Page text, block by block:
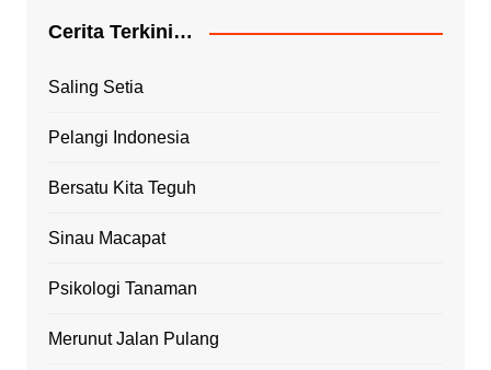
Cerita Terkini…
Saling Setia
Pelangi Indonesia
Bersatu Kita Teguh
Sinau Macapat
Psikologi Tanaman
Merunut Jalan Pulang